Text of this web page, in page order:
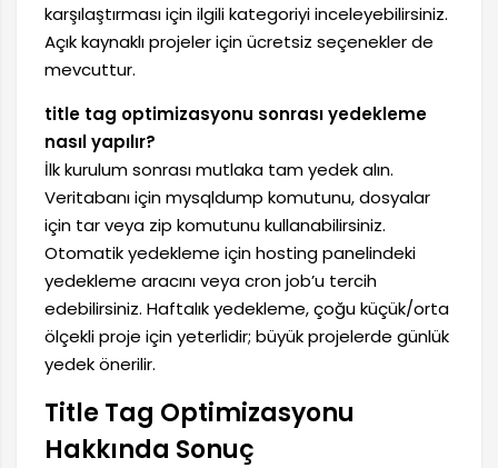
karşılaştırması için ilgili kategoriyi inceleyebilirsiniz.
Açık kaynaklı projeler için ücretsiz seçenekler de
mevcuttur.
title tag optimizasyonu sonrası yedekleme
nasıl yapılır?
İlk kurulum sonrası mutlaka tam yedek alın.
Veritabanı için mysqldump komutunu, dosyalar
için tar veya zip komutunu kullanabilirsiniz.
Otomatik yedekleme için hosting panelindeki
yedekleme aracını veya cron job’u tercih
edebilirsiniz. Haftalık yedekleme, çoğu küçük/orta
ölçekli proje için yeterlidir; büyük projelerde günlük
yedek önerilir.
Title Tag Optimizasyonu
Hakkında Sonuç